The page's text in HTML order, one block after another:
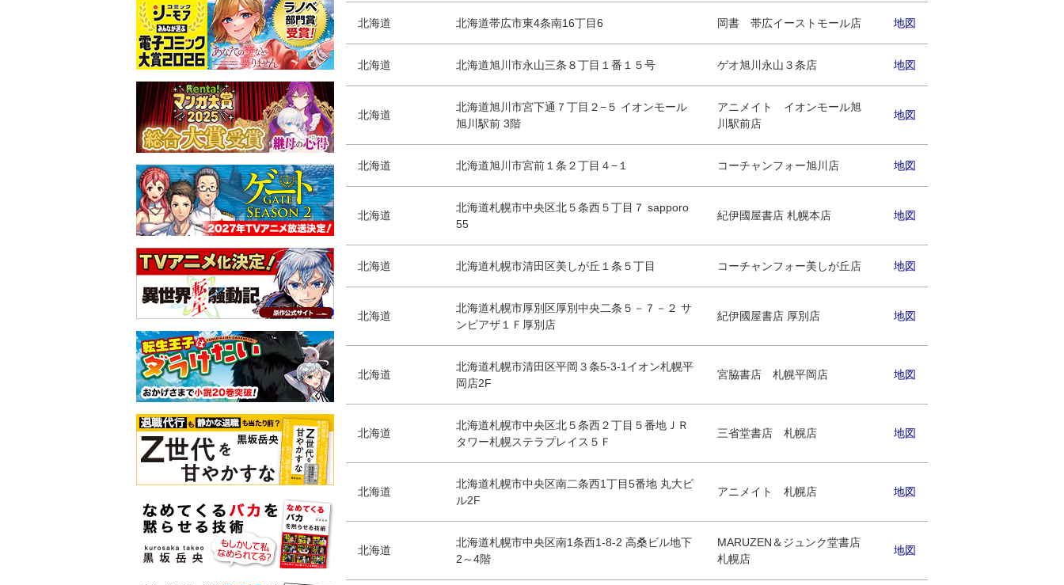
北海道 北海道帯広市東4条南16丁目6 岡書 帯広イーストモール店 地図
北海道 北海道旭川市永山三条８丁目１番１５号 ゲオ旭川永山３条店 地図
北海道
北海道旭川市宮下通７丁目２−５ イオンモール
旭川駅前 3階
アニメイト イオンモール旭
川駅前店
地図
北海道 北海道旭川市宮前１条２丁目４−１ コーチャンフォー旭川店 地図
北海道
北海道札幌市中央区北５条西５丁目７ sapporo
55
紀伊國屋書店 札幌本店 地図
北海道 北海道札幌市清田区美しが丘１条５丁目 コーチャンフォー美しが丘店 地図
北海道
北海道札幌市厚別区厚別中央二条５－７－２ サ
ンピアザ１Ｆ厚別店
紀伊國屋書店 厚別店 地図
北海道
北海道札幌市清田区平岡３条5-3-1イオン札幌平
岡店2F
宮脇書店 札幌平岡店 地図
北海道
北海道札幌市中央区北５条西２丁目５番地ＪＲ
タワー札幌ステラプレイス５Ｆ
三省堂書店 札幌店 地図
北海道
北海道札幌市中央区南二条西1丁目5番地 丸大ビ
ル2F
アニメイト 札幌店 地図
北海道
北海道札幌市中央区南1条西1-8-2 高桑ビル地下
2～4階
MARUZEN＆ジュンク堂書店
札幌店
地図